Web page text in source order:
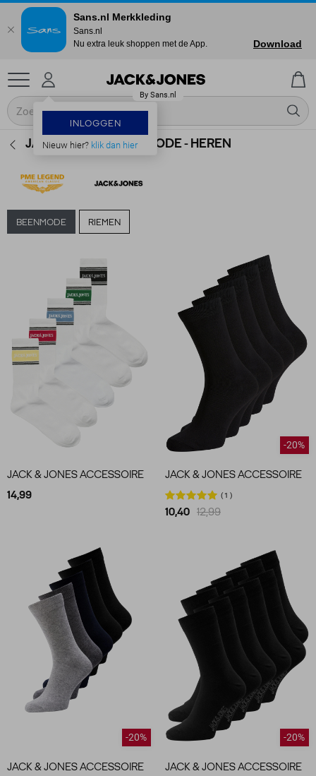
INLOGGEN
Nieuw hier? klik dan hier
JACK & JONES BEENMODE - HEREN
BEENMODE RIEMEN
JACK & JONES ACCESSOIRE
14,99
-20%
JACK & JONES ACCESSOIRE
1
10,40 12,99
-20%
JACK & JONES ACCESSOIRE
-20%
JACK & JONES ACCESSOIRE
Sans.nl Merkkleding
Sans.nl
Nu extra leuk shoppen met de App.
Download